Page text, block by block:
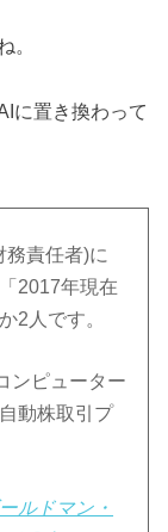
。
に置き換わって
務責任者)に
2017年現在
2人です。
ンピューター
動株取引プ
ルドマン・